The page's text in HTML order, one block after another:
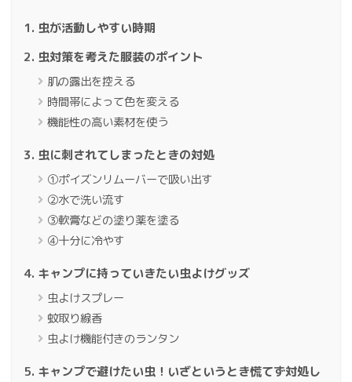
虫が活動しやすい時期
虫対策を考えた服装のポイント
肌の露出を控える
時間帯によって色を変える
機能性の高い素材を使う
虫に刺されてしまったときの対処
①ポイズンリムーバーで吸い出す
②水で洗い流す
③軟膏などの塗り薬を塗る
④十分に冷やす
キャンプに持っていきたい虫よけグッズ
虫よけスプレー
蚊取り線香
虫よけ機能付きのランタン
キャンプで避けたい虫！いざというとき慌てず対処し